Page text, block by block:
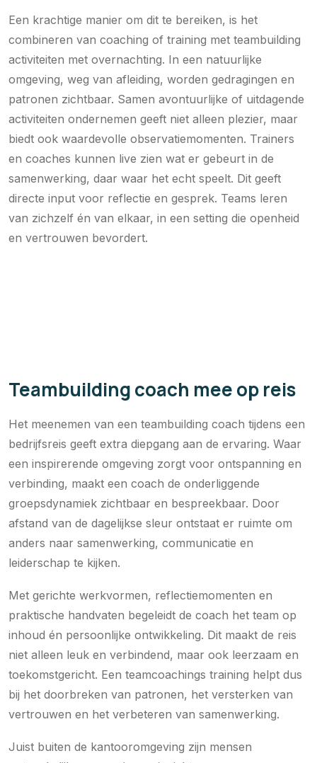
Een krachtige manier om dit te bereiken, is het
combineren van coaching of training met teambuilding
activiteiten met overnachting. In een natuurlijke
omgeving, weg van afleiding, worden gedragingen en
patronen zichtbaar. Samen avontuurlijke of uitdagende
activiteiten ondernemen geeft niet alleen plezier, maar
biedt ook waardevolle observatiemomenten. Trainers
en coaches kunnen live zien wat er gebeurt in de
samenwerking, daar waar het echt speelt. Dit geeft
directe input voor reflectie en gesprek. Teams leren
van zichzelf én van elkaar, in een setting die openheid
en vertrouwen bevordert.
Teambuilding coach mee op reis
Het meenemen van een teambuilding coach tijdens een
bedrijfsreis geeft extra diepgang aan de ervaring. Waar
een inspirerende omgeving zorgt voor ontspanning en
verbinding, maakt een coach de onderliggende
groepsdynamiek zichtbaar en bespreekbaar. Door
afstand van de dagelijkse sleur ontstaat er ruimte om
anders naar samenwerking, communicatie en
leiderschap te kijken.
Met gerichte werkvormen, reflectiemomenten en
praktische handvaten begeleidt de coach het team op
inhoud én persoonlijke ontwikkeling. Dit maakt de reis
niet alleen leuk en verbindend, maar ook leerzaam en
toekomstgericht. Een teamcoachings training helpt dus
bij het doorbreken van patronen, het versterken van
vertrouwen en het verbeteren van samenwerking.
Juist buiten de kantooromgeving zijn mensen